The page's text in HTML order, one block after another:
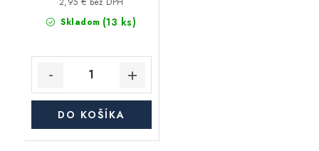
Skladom (13 ks)
DO KOŠÍKA